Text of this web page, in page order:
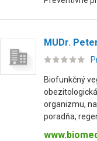
MUDr.
Biofunkčný
organizmu,
poradňa,